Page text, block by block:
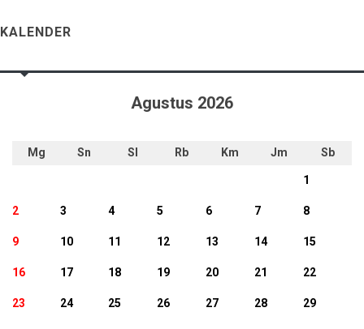
KALENDER
Agustus 2026
Mg Sn Sl Rb Km Jm Sb
1
2 3 4 5 6 7 8
9 10 11 12 13 14 15
16 17 18 19 20 21 22
23 24 25 26 27 28 29